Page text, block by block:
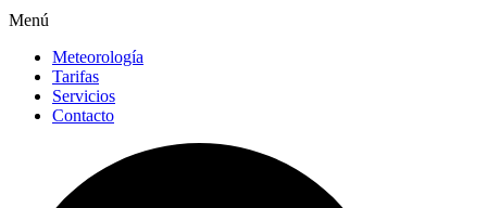
Menú
Meteorología
Tarifas
Servicios
Contacto